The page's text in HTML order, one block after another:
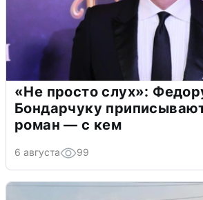
«Не просто слух»:
Бондарчуку
роман — с кем
6 августа 99